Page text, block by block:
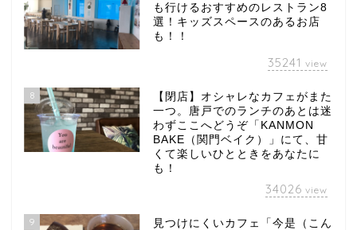
も行けるおすすめのレストラン8
選！キッズスペースのあるお店
も！！
35241 view
8
【閉店】オシャレなカフェがまた
一つ。唐戸でのランチのあとは迷
わずここへどうぞ「KANMON
BAKE（関門ベイク）」にて、甘
くて楽しいひとときをあなたに
も！
34026 view
9
見つけにくいカフェ「今是（こん